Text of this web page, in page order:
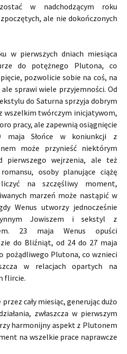
w nadchodzącym roku
ale nie dokończonych
w pierwszych dniach miesiąca
do potężnego Plutona, co
pozwolicie sobie na coś, na
sprawi wiele przyjemności. Od
do Saturna sprzyja dobrym
wszelkim twórczym inicjatywom,
pracy, ale zapewnią osiągnięcie
Słońce w koniunkcji z
może przynieść niektórym
pierwszego wejrzenia, ale też
osoby planujące ciążę
na szczęśliwy moment,
marzeń może nastąpić w
Wenus utworzy jednocześnie
Jowiszem i sekstyl z
23 maja Wenus opuści
do Bliźniąt, od 24 do 27 maja
pożądliwego Plutona, co wznieci
w relacjach opartych na
flircie.
cały miesiąc, generując dużo
zwłaszcza w pierwszym
harmonijny aspekt z Plutonem
na wszelkie prace naprawcze